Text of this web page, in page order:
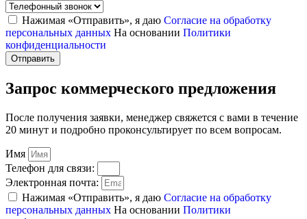
Нажимая «Отправить», я даю Согласие на обработку
персональных данных На основании Политики
конфиденциальности
Отправить
Запрос коммерческого предложения
После получения заявки, менеджер свяжется с вами в течение
20 минут и подробно проконсультирует по всем вопросам.
Имя
Телефон для связи:
Электронная почта:
Нажимая «Отправить», я даю Согласие на обработку
персональных данных На основании Политики